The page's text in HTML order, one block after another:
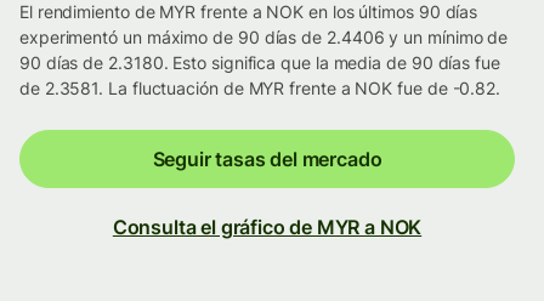
El rendimiento de MYR frente a NOK en los últimos 90 días
experimentó un máximo de 90 días de 2.4406 y un mínimo de
90 días de 2.3180. Esto significa que la media de 90 días fue
de 2.3581. La fluctuación de MYR frente a NOK fue de -0.82.
Seguir tasas del mercado
Consulta el gráfico de MYR a NOK